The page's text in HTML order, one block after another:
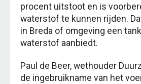
procent uitstoot en is
waterstof te kunnen rijden.
in Breda of omgeving een
waterstof aanbiedt.
Paul de Beer, wethouder
de ingebruikname van het